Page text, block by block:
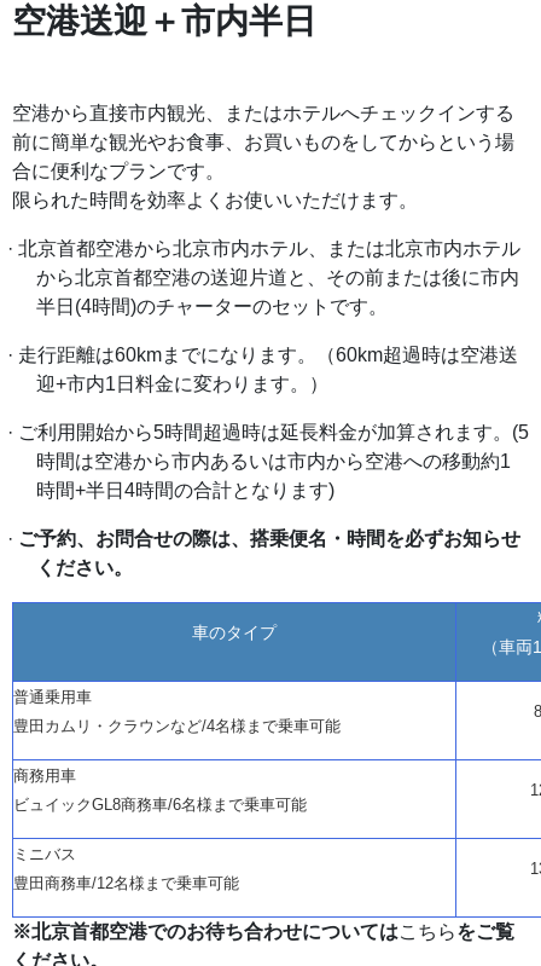
空港送迎＋市内半日
空港から直接市内観光、またはホテルへチェックインする
前に簡単な観光やお食事、お買いものをしてからという場
合に便利なプランです。
限られた時間を効率よくお使いいただけます。
· 北京首都空港から北京市内ホテル、または北京市内ホテル
から北京首都空港の送迎片道と、その前または後に市内
半日 (4時間)のチャーターのセットです。
· 走行距離は60kmまでになります。（60km超過時は空港送
迎+市内1日料金に変わります。）
· ご利用開始から5時間超過時は延長料金が加算されます。(5
時間は空港から市内あるいは市内から空港への移動約1
時間+半日4時間の合計となります)
· ご予約、お問合せの際は、搭乗便名・時間を必ずお知らせ
ください。
車のタイプ
（車両
普通乗用車
豊田カムリ・クラウンなど/4名様まで乗車可能
商務用車
ビュイックGL8商務車/6名様まで乗車可能
ミニバス
豊田商務車/12名様まで乗車可能
※北京首都空港でのお待ち合わせについてはこちらをご覧
ください。